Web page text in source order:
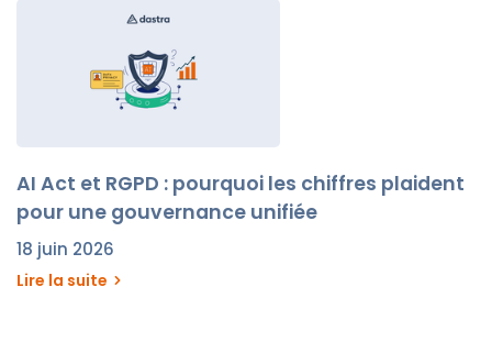
AI Act et RGPD : pourquoi les chiffres plaident
pour une gouvernance unifiée
18 juin 2026
Lire la suite